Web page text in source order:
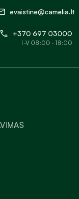
evaistine@camelia.lt
+370 697 03000
I-V 08:00 - 18:00